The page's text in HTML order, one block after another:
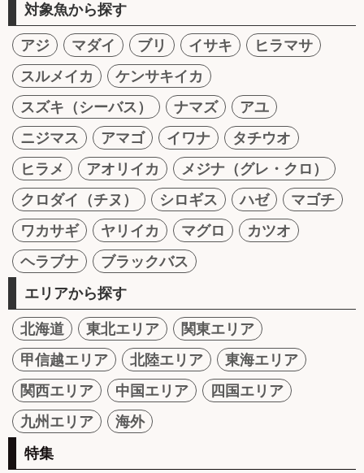
対象魚から探す
アジ マダイ ブリ イサキ
ヒラマサ
スルメイカ
ケンサキイカ
スズキ（シーバス）
ナマズ
アユ
ニジマス
アマゴ イワナ
タチウオ
ヒラメ
アオリイカ
メジナ（グレ・クロ）
クロダイ（チヌ）
シロギス ハゼ
マゴチ
ワカサギ
ヤリイカ マグロ
カツオ
ヘラブナ
ブラックバス
エリアから探す
北海道 東北エリア
関東エリア
甲信越エリア
北陸エリア
東海エリア
関西エリア
中国エリア
四国エリア
九州エリア
海外
特集